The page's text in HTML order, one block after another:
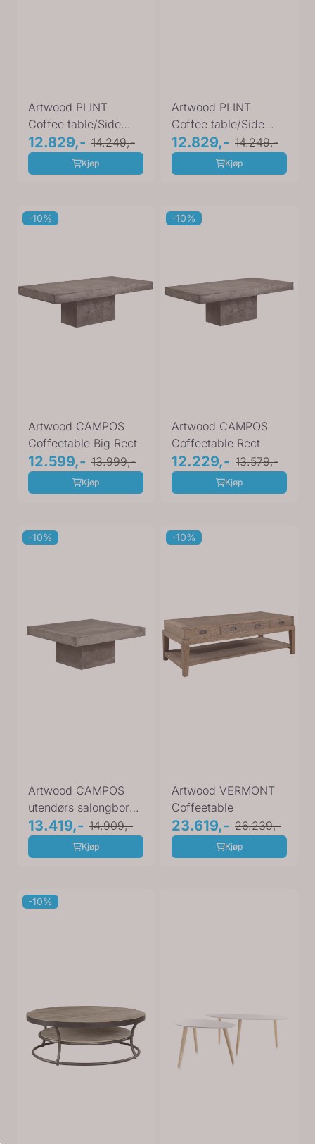
Artwood PLINT
Coffee table/Side
table beige/grey
12.829,- 14.249,-
Kjøp
Artwood PLINT
Coffee table/Side
table
12.829,- 14.249,-
Kjøp
-10%
Artwood CAMPOS
Coffeetable Big Rect
12.599,- 13.999,-
Kjøp
-10%
Artwood CAMPOS
Coffeetable Rect
12.229,- 13.579,-
Kjøp
-10%
Artwood CAMPOS
utendørs salongbord
19-60510
13.419,- 14.909,-
Kjøp
-10%
Artwood VERMONT
Coffeetable
23.619,- 26.239,-
Kjøp
-10%